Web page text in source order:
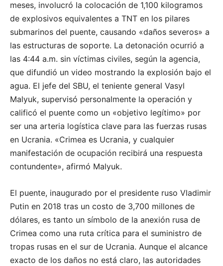
meses, involucró la colocación de 1,100 kilogramos
de explosivos equivalentes a TNT en los pilares
submarinos del puente, causando «daños severos» a
las estructuras de soporte. La detonación ocurrió a
las 4:44 a.m. sin víctimas civiles, según la agencia,
que difundió un video mostrando la explosión bajo el
agua. El jefe del SBU, el teniente general Vasyl
Malyuk, supervisó personalmente la operación y
calificó el puente como un «objetivo legítimo» por
ser una arteria logística clave para las fuerzas rusas
en Ucrania. «Crimea es Ucrania, y cualquier
manifestación de ocupación recibirá una respuesta
contundente», afirmó Malyuk.
El puente, inaugurado por el presidente ruso Vladimir
Putin en 2018 tras un costo de 3,700 millones de
dólares, es tanto un símbolo de la anexión rusa de
Crimea como una ruta crítica para el suministro de
tropas rusas en el sur de Ucrania. Aunque el alcance
exacto de los daños no está claro, las autoridades